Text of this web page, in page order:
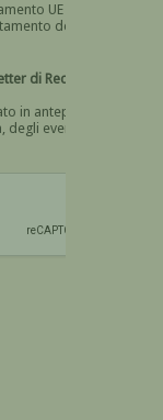
UE n.
dare il consenso
in anteprima
eventi